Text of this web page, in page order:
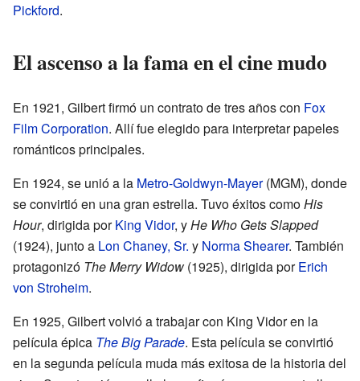
Pickford.
El ascenso a la fama en el cine mudo
En 1921, Gilbert firmó un contrato de tres años con Fox
Film Corporation. Allí fue elegido para interpretar papeles
románticos principales.
En 1924, se unió a la Metro-Goldwyn-Mayer(MGM), donde
se convirtió en una gran estrella. Tuvo éxitos comoHis
Hour, dirigida porKing Vidor, yHe Who Gets Slapped
(1924), junto a Lon Chaney, Sr. y Norma Shearer. También
protagonizó The Merry Widow (1925), dirigida porErich
von Stroheim.
En 1925, Gilbert volvió a trabajar con King Vidor en la
película épica The Big Parade. Esta película se convirtió
en la segunda película muda más exitosa de la historia del